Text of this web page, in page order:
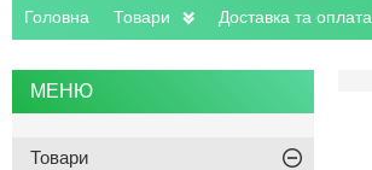
Головна Товари Доставка та оплата
Товари